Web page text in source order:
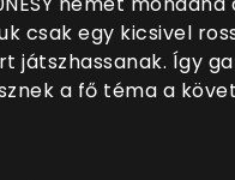
csak egy kicsivel
játszhassanak. Így
a fő téma a